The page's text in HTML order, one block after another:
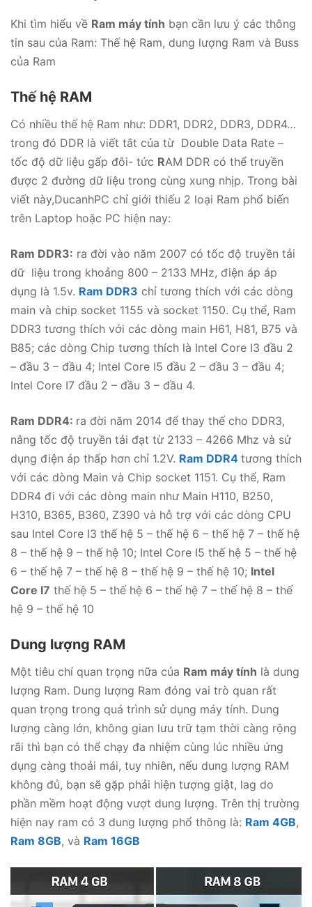
Khi tìm hiểu về Ram máy tính bạn cần lưu ý các thông
tin sau của Ram: Thế hệ Ram, dung lượng Ram và Buss
của Ram
Thế hệ RAM
Có nhiều thế hệ Ram như: DDR1, DDR2, DDR3, DDR4…
trong đó DDR là viết tắt của từ Double Data Rate –
tốc độ dữ liệu gấp đôi- tức RAM DDR có thể truyền
được 2 đường dữ liệu trong cùng xung nhịp. Trong bài
viết này,DucanhPC chỉ giới thiếu 2 loại Ram phổ biến
trên Laptop hoặc PC hiện nay:
Ram DDR3: ra đời vào năm 2007 có tốc độ truyền tải
dữ liệu trong khoảng 800 – 2133 MHz, điện áp áp
dụng là 1.5v. Ram DDR3 chỉ tương thích với các dòng
main và chip socket 1155 và socket 1150. Cụ thể, Ram
DDR3 tương thích với các dòng main H61, H81, B75 và
B85; các dòng Chip tương thích là Intel Core I3 đầu 2
– đầu 3 – đầu 4; Intel Core I5 đầu 2 – đầu 3 – đầu 4;
Intel Core I7 đầu 2 – đầu 3 – đầu 4.
Ram DDR4: ra đời năm 2014 để thay thế cho DDR3,
nâng tốc độ truyền tải đạt từ 2133 – 4266 Mhz và sử
dụng điện áp thấp hơn chỉ 1.2V. Ram DDR4 tương thích
với các dòng Main và Chip socket 1151. Cụ thể, Ram
DDR4 đi với các dòng main như Main H110, B250,
H310, B365, B360, Z390 và hỗ trợ với các dòng CPU
sau Intel Core I3 thế hệ 5 – thế hệ 6 – thế hệ 7 – thế hệ
8 – thế hệ 9 – thế hệ 10; Intel Core I5 thế hệ 5 – thế hệ
6 – thế hệ 7 – thế hệ 8 – thế hệ 9 – thế hệ 10; Intel
Core I7 thế hệ 5 – thế hệ 6 – thế hệ 7 – thế hệ 8 – thế
hệ 9 – thế hệ 10
Dung lượng RAM
Một tiêu chí quan trọng nữa của Ram máy tính là dung
lượng Ram. Dung lượng Ram đóng vai trò quan rất
quan trọng trong quá trình sử dụng máy tính. Dung
lượng càng lớn, không gian lưu trữ tạm thời càng rộng
rãi thì bạn có thể chạy đa nhiệm cùng lúc nhiều ứng
dụng càng thoải mái, tuy nhiên, nếu dung lượng RAM
không đủ, bạn sẽ gặp phải hiện tượng giật, lag do
phần mềm hoạt động vượt dung lượng. Trên thị trường
hiện nay ram có 3 dung lượng phổ thông là: Ram 4GB,
Ram 8GB, và Ram 16GB